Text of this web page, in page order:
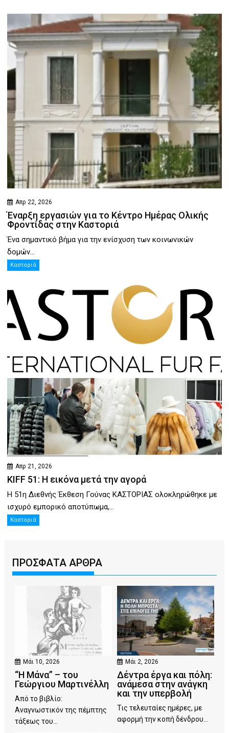
Απρ 22, 2026
Έναρξη εργασιών για το Κέντρο Ημέρας Ολικής
Φροντίδας στην Καστοριά
Ένα σημαντικό βήμα για την ενίσχυση των κοινωνικών
δομών...
Καστοριά
Απρ 21, 2026
KIFF 51: Η εικόνα μετά την αγορά
Η 51η Διεθνής Έκθεση Γούνας ΚΑΣΤΟΡΙΑΣ ολοκληρώθηκε με
ισχυρό εμπορικό αποτύπωμα,...
Καστοριά
ΠΡΟΣΦΑΤΑ ΑΡΘΡΑ
Μάι 10, 2026
“Η Μάνα” – του
Γεώργιου Μαρτινέλλη
Από το βιβλίο:
Αναγνωστικόν της πέμπτης
τάξεως του...
Μάι 2, 2026
Δέντρα έργα και πόλη:
ανάμεσα στην ανάγκη
και την υπερβολή
Τις τελευταίες ημέρες, με
αφορμή την κοπή δένδρου...